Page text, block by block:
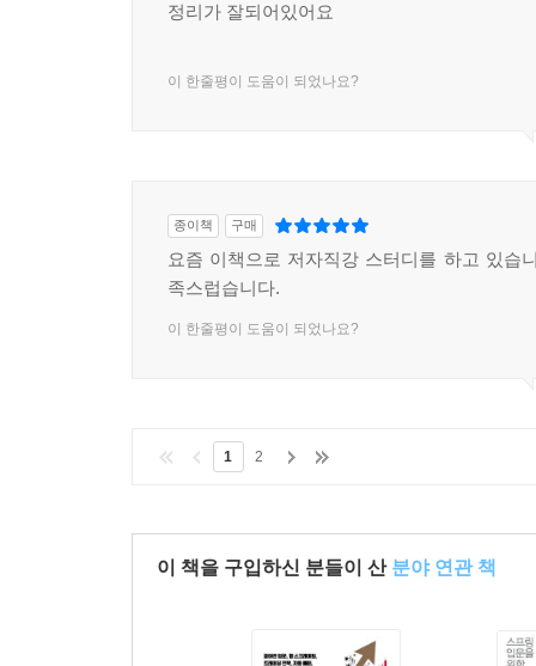
16.6 데이터 처리 연산자
16.8 참고 도서
17.3 하이브 실행하기
17.4 전통적인 데이터베이스와의 비교
17.5 HiveQL
17.6 테이블
18.3 파이프라인 실행
정리가 잘되어있어요
이 한줄평이 도움이 되었나요?
종이책 구매
요즘 이책으로 저자직강 스터디를 하고 있습
족스럽습니다.
이 한줄평이 도움이 되었나요?
1 2
이 책을 구입하신 분들이 산 분야 연관 책